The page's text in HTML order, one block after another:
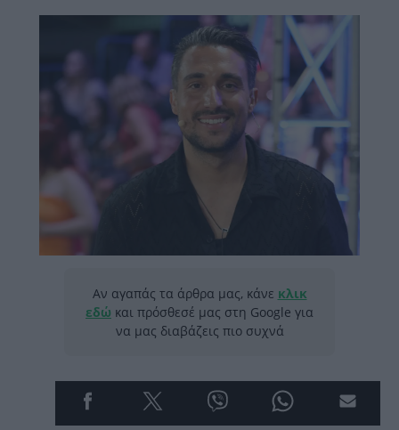
Αν αγαπάς τα άρθρα μας, κάνε κλικ
εδώ και πρόσθεσέ μας στη Google για
να μας διαβάζεις πιο συχνά